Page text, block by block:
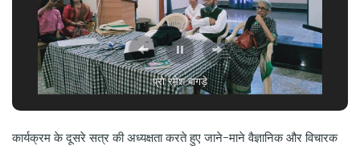
प्रो रमेश बागड़े
कार्यक्रम के दूसरे सत्र की अध्यक्षता करते हुए जाने-माने वैज्ञानिक और विचारक